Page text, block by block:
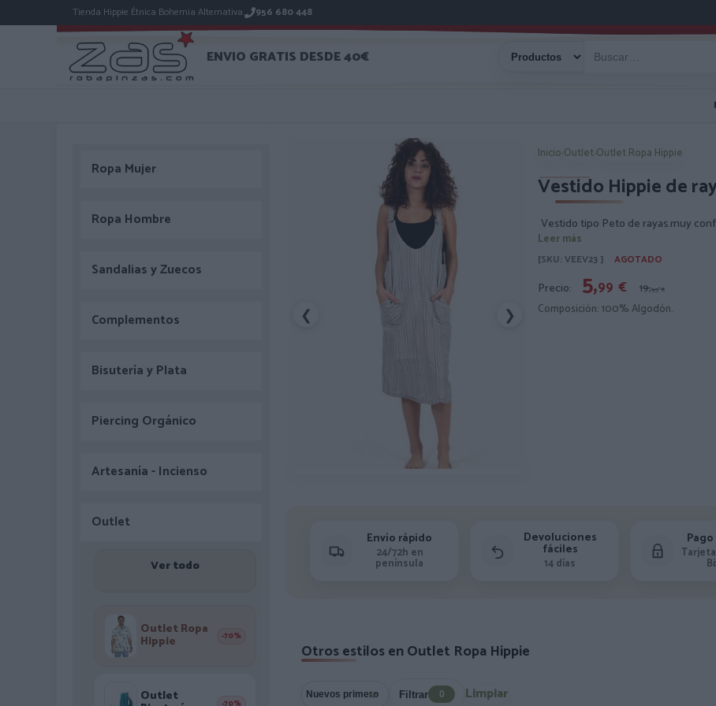
Tienda Hippie Étnica Bohemia Alternativa. 956 680 448
ENVIO GRATIS DESDE 40€
Ropa Mujer
Ropa Hombre
Sandalias y Zuecos
Complementos
Bisutería y Plata
Piercing Orgánico
Artesanía - Incienso
Outlet
Ver todo
Outlet Ropa
Hippie -70%
Outlet -70%
❮ ❯
Inicio OutletOutlet Ropa Hippie
Vestido Hippie de
Vestido tipo Peto de rayas.muy
Leer más
[SKU: VEEV23 ] AGOTADO
Precio: 5,99 € 19,95 €
Composición: 100% Algodón.
Envío rápido
24/72h en
península
Devoluciones
fáciles
14 días
Tarjeta
Otros estilos en Outlet Ropa Hippie
Filtrar 0 Limpiar